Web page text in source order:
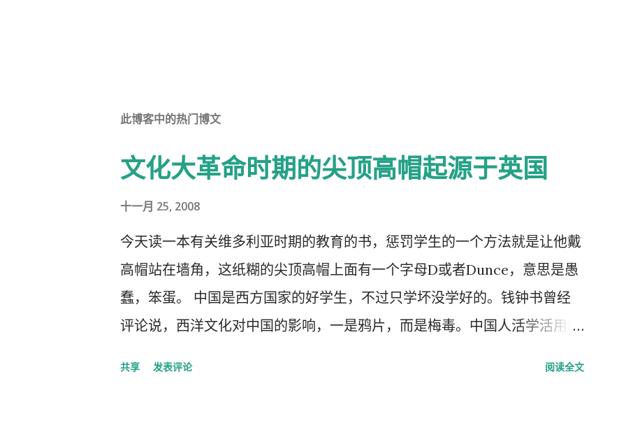
此博客中的热门博文
文化大革命时期的尖顶高帽起源于英国
十一月 25, 2008
今天读一本有关维多利亚时期的教育的书，惩罚学生的一个方法就是让他戴
高帽站在墙角，这纸糊的尖顶高帽上面有一个字母D或者Dunce，意思是愚
蠢，笨蛋。 中国是西方国家的好学生，不过只学坏没学好的。钱钟书曾经
评论说，西洋文化对中国的影响，一是鸦片，而是梅毒。中国人活学活用西
共享 发表评论 阅读全文